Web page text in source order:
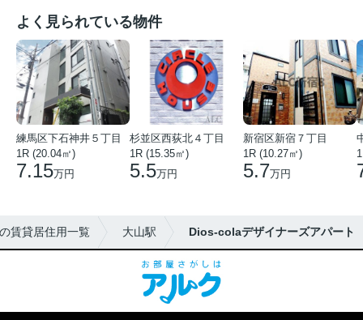
よく見られている物件
練馬区下石神井５丁目
1R (20.04㎡)
7.15万円
杉並区西荻北４丁目
1R (15.35㎡)
5.5万円
新宿区新宿７丁目
1R (10.27㎡)
5.7万円
賃貸居住用一覧 大山駅 Dios-colaデザイナーズアパート